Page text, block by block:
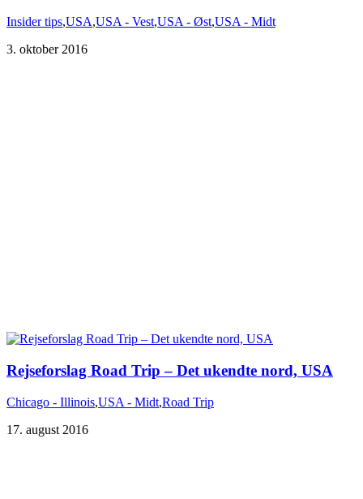
Insider tips,USA,USA - Vest,USA - Øst,USA - Midt
3. oktober 2016
Rejseforslag Road Trip – Det ukendte nord, USA
Chicago - Illinois,USA - Midt,Road Trip
17. august 2016